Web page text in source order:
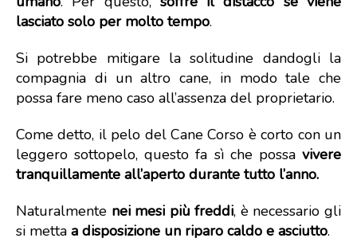
lasciato solo per molto tempo.
Si potrebbe mitigare la solitudine dandogli la
compagnia di un altro cane, in modo tale che
possa fare meno caso all’assenza del proprietario.
Come detto, il pelo del Cane Corso è corto con un
leggero sottopelo, questo fa sì che possa vivere
tranquillamente all’aperto durante tutto l’anno.
Naturalmente nei mesi più freddi, è necessario gli
si metta a disposizione un riparo caldo e asciutto.